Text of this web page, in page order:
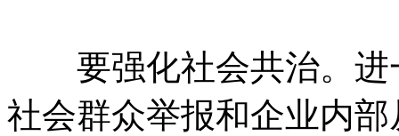
要强化社会共治。进
社会群众举报和企业内